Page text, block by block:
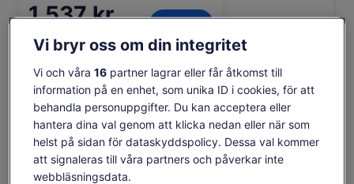
Priset
1 537 kr
vuxen
1 537 kr
per vuxen
Se biljetter
Se originaltexten (engelska)
Lämna feedback om översättningen
flik
Vad ingår och vad ingår
inte?
Vin + choklad parprovningar
Modernt premiumfordon perfekt för små grupper
Vi bryr oss om din integritet
Vi och våra 16partner lagrar eller får åtkomst till
information på en enhet, som unika ID i cookies, för att
behandla personuppgifter. Du kan acceptera eller
hantera dina val genom att klicka nedan eller när som
helst på sidan för dataskyddspolicy. Dessa val kommer
att signaleras till våra partners och påverkar inte
webbläsningsdata.